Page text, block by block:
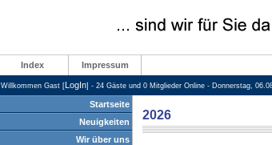
Index Impressum
Willkommen Gast [LogIn] - 24 Gäste und 0 Mitglieder Online - Donnerstag,
Startseite
Neuigkeiten
Wir über uns
2026